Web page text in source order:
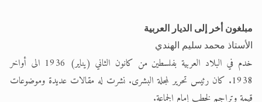
مبلغون أخر إلى الديار العربية
الأستاذ محمد سليم الهندي
خدم في البلاد العربية بفلسطين من كانون الثاني (يناير) 1936 الى أواخر
1938. كان رئيس تحرير لمجلة البشرى. نشرت له مقالات عديدة وموضوعات
قيمة وتراجم لخطب إمام الجماعة.